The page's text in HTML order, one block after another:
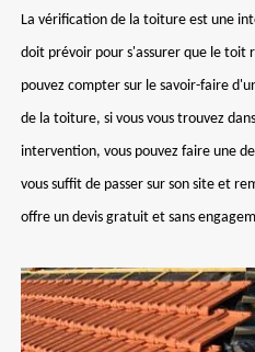
La vérification de la toiture est une
doit prévoir pour s'assurer que le toit
pouvez compter sur le savoir-faire
de la toiture, si vous vous trouvez
intervention, vous pouvez faire une
vous suffit de passer sur son site et
offre un devis gratuit et sans